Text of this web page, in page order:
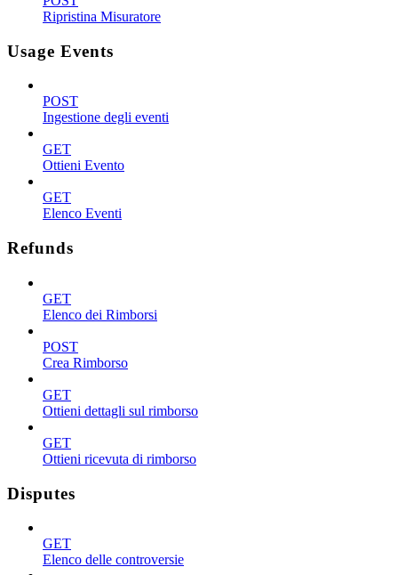
Ripristina Misuratore
Usage Events
POST
Ingestione degli eventi
GET
Ottieni Evento
GET
Elenco Eventi
Refunds
GET
Elenco dei Rimborsi
POST
Crea Rimborso
GET
Ottieni dettagli sul rimborso
GET
Ottieni ricevuta di rimborso
Disputes
GET
Elenco delle controversie